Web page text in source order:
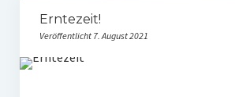
Über uns
Kontakt
Erntezeit!
Veröffentlicht 7. August 2021